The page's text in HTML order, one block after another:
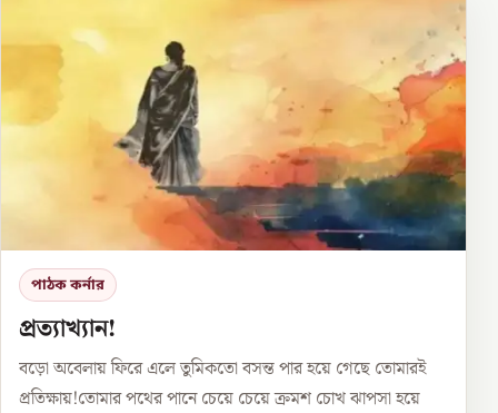
পাঠক কর্নার
প্রত্যাখ্যান!
বড়ো অবেলায় ফিরে এলে তুমিকতো বসন্ত পার হয়ে গেছে তোমারই
প্রতিক্ষায়!তোমার পথের পানে চেয়ে চেয়ে ক্রমশ চোখ ঝাপসা হয়ে